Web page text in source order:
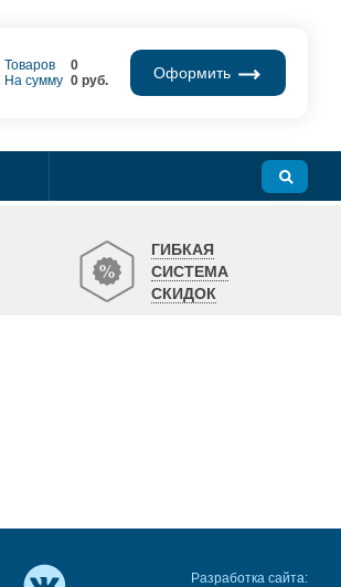
Товаров
0
На сумму 0руб. Оформить
ГИБКАЯ
СИСТЕМА
СКИДОК
Разработка сайта: